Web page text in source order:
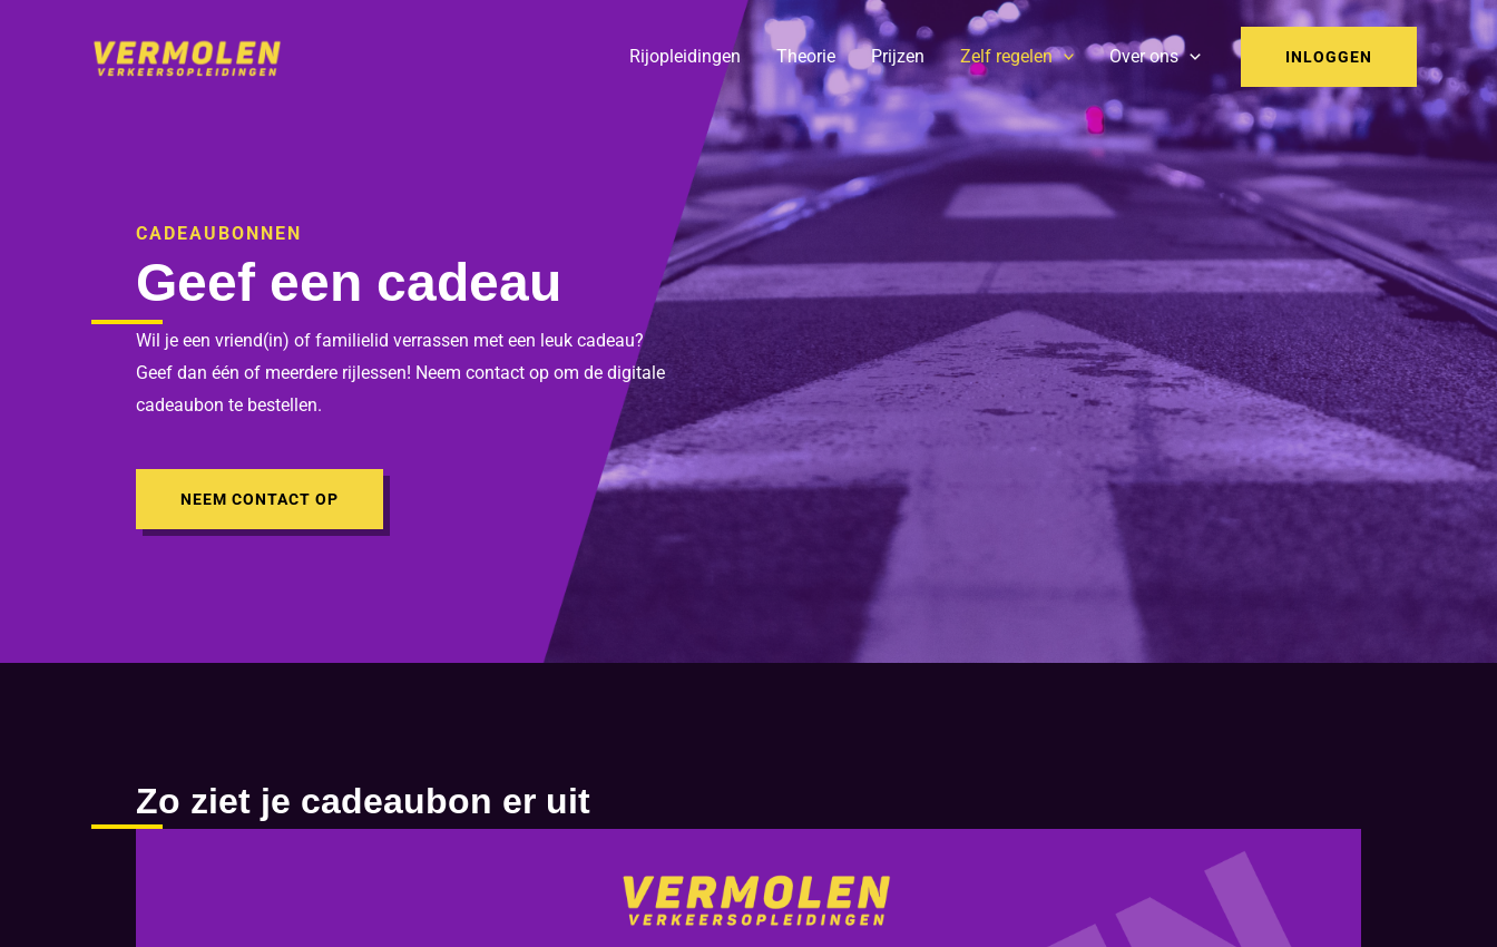
Rijopleidingen Theorie Prijzen Zelf regelen Over ons INLOGGEN
CADEAUBONNEN
Geef een cadeau
Wil je een vriend(in) of familielid verrassen met een leuk cadeau?
Geef dan één of meerdere rijlessen! Neem contact op om de digitale
cadeaubon te bestellen.
NEEM CONTACT OP
Zo ziet je cadeaubon er uit